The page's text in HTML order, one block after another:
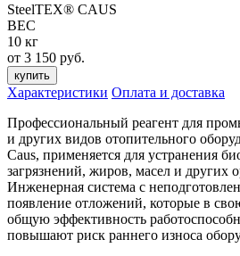
SteelTEX® CAUS
ВЕС
10 кг
от 3 150 руб.
купить
Характеристики Оплата и доставка
Профессиональный реагент для
и других видов отопительного
Caus, применяется для устранения
загрязнений, жиров, масел и других
Инженерная система с
появление отложений, которые в
общую эффективность
повышают риск раннего износа